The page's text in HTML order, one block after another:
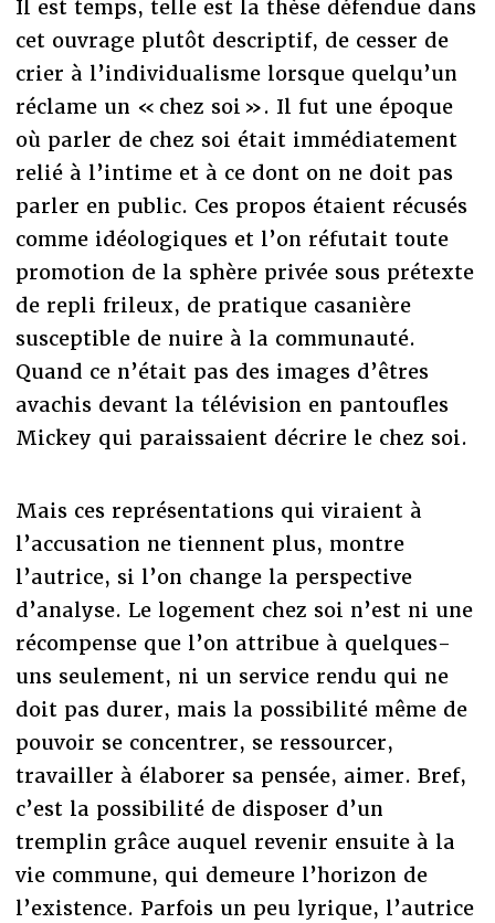
Il est temps, telle est la thèse défendue dans
cet ouvrage plutôt descriptif, de cesser de
crier à l’individualisme lorsque quelqu’un
réclame un « chez soi ». Il fut une époque
où parler de chez soi était immédiatement
relié à l’intime et à ce dont on ne doit pas
parler en public. Ces propos étaient récusés
comme idéologiques et l’on réfutait toute
promotion de la sphère privée sous prétexte
de repli frileux, de pratique casanière
susceptible de nuire à la communauté.
Quand ce n’était pas des images d’êtres
avachis devant la télévision en pantoufles
Mickey qui paraissaient décrire le chez soi.
Mais ces représentations qui viraient à
l’accusation ne tiennent plus, montre
l’autrice, si l’on change la perspective
d’analyse. Le logement chez soi n’est ni une
récompense que l’on attribue à quelques-
uns seulement, ni un service rendu qui ne
doit pas durer, mais la possibilité même de
pouvoir se concentrer, se ressourcer,
travailler à élaborer sa pensée, aimer. Bref,
c’est la possibilité de disposer d’un
tremplin grâce auquel revenir ensuite à la
vie commune, qui demeure l’horizon de
l’existence. Parfois un peu lyrique, l’autrice